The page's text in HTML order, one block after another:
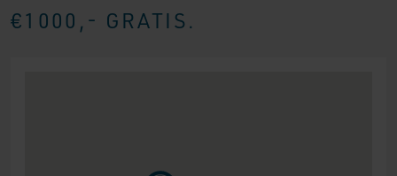
€1000,- GRATIS.